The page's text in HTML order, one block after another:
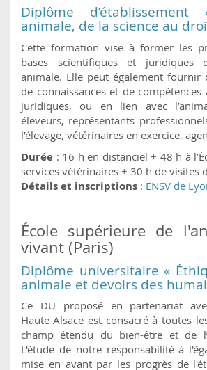
Diplôme d’établissement
animale, de la science au
Cette formation vise à former les
bases scientifiques et juridiques
animale. Elle peut également fournir
de connaissances et de
juridiques, ou en lien avec
éleveurs, représentants
l’élevage, vétérinaires en exercice,
Durée : 16 h en distanciel + 48 h à
services vétérinaires + 30 h de visites
Détails et inscriptions : ENSV de
École supérieure de
vivant (Paris)
Diplôme universitaire «
animale et devoirs des
Ce DU proposé en partenariat
Haute-Alsace est consacré à toutes
champ étendu du bien-être et de
L'étude de notre responsabilité à
mise en avant par les progrès de